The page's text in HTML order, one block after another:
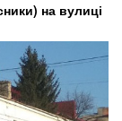
на вулиці